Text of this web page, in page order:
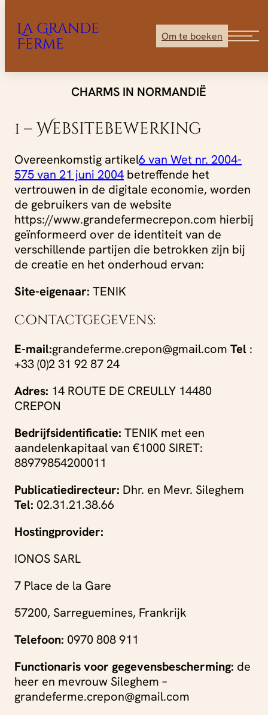
de
inhoud
La Grande
Ferme
Om te boeken
CHARMS IN NORMANDIË
1 – Websitebewerking
Overeenkomstig artikel6 van Wet nr. 2004-
575 van 21 juni 2004 betreffende het
vertrouwen in de digitale economie, worden
de gebruikers van de website
https://www.grandefermecrepon.com hierbij
geïnformeerd over de identiteit van de
verschillende partijen die betrokken zijn bij
de creatie en het onderhoud ervan:
Site-eigenaar: TENIK
Contactgegevens:
E-mail:grandeferme.crepon@gmail.com Tel :
+33 (0)2 31 92 87 24
Adres: 14 ROUTE DE CREULLY 14480
CREPON
Bedrijfsidentificatie: TENIK met een
aandelenkapitaal van €1000 SIRET:
88979854200011
Publicatiedirecteur: Dhr. en Mevr. Sileghem
Tel: 02.31.21.38.66
Hostingprovider:
IONOS SARL
7 Place de la Gare
57200, Sarreguemines, Frankrijk
Telefoon: 0970 808 911
Functionaris voor gegevensbescherming: de
heer en mevrouw Sileghem –
grandeferme.crepon@gmail.com